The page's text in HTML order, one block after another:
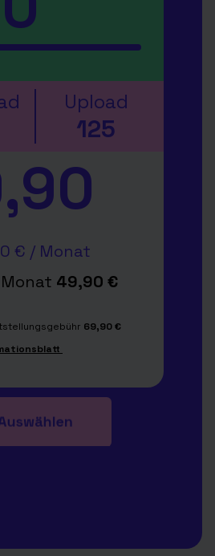
Upload
125
€ / Monat
Monat 49,90 €
69,90 €